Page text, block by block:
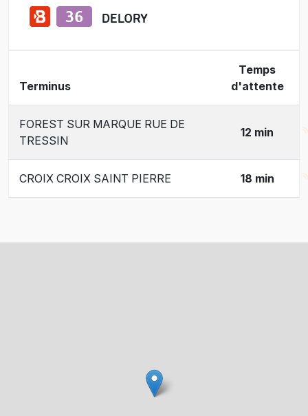
DELORY
Terminus
Temps
d'attente
FOREST SUR MARQUE RUE DE
TRESSIN
12 min
CROIX CROIX SAINT PIERRE 18 min